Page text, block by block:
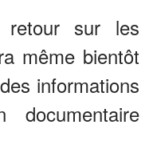
retour sur les
même bientôt
informations